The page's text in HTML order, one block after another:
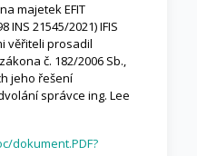
majetek EFIT
INS 21545/2021) IFIS
věřiteli prosadil
č. 182/2006 Sb.,
jeho řešení
správce ing. Lee
dokument.PDF?